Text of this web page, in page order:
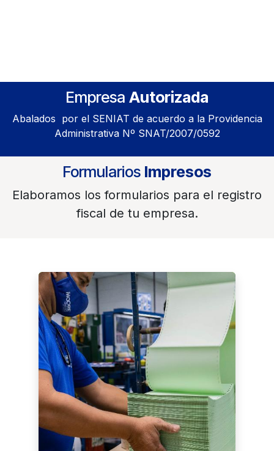
Rollitos con o sin impresión en papeles
bond, autocopiante, térmico.
Para ser usados en maquinas fiscales
impresoras de impacto y térmico.
Formas fiscales con numeración
consecutiva según providencia Seniat.
Impresión a full color y medio de publicidad
EmpresaAutorizada
Abalados por el SENIAT de acuerdo a la Providencia
Administrativa Nº SNAT/2007/0592
FormulariosImpresos